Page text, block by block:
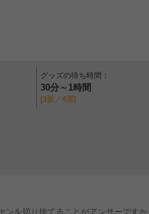
グッズの待ち時間：
30分～1時間
[3票／4票]
ンを切り捨てることがアンサーです